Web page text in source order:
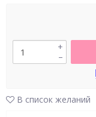
–
+
В список желаний